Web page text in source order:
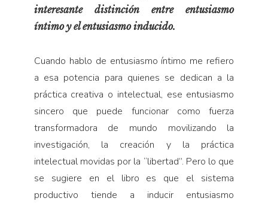
interesante distinción entre entusiasmo
íntimo y el entusiasmo inducido.
Cuando hablo de entusiasmo íntimo me refiero
a esa potencia para quienes se dedican a la
práctica creativa o intelectual, ese entusiasmo
sincero que puede funcionar como fuerza
transformadora de mundo movilizando la
investigación, la creación y la práctica
intelectual movidas por la “libertad”. Pero lo que
se sugiere en el libro es que el sistema
productivo tiende a inducir entusiasmo